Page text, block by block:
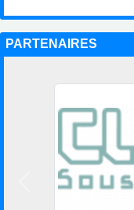
PARTENAIRES
Précedent